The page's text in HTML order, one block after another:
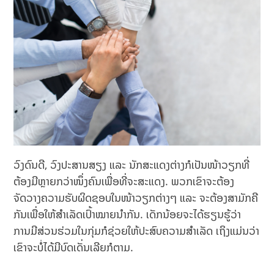
ວົງດົນດີ, ວົງປະສານສຽງ ແລະ ນັກສະແດງຕ່າງກໍເປັນໜ້າວຽກທີ່
ຕ້ອງມີຫຼາຍກວ່າໜຶ່ງຄົນເພື່ອທີ່ຈະສະແດງ. ພວກເຂົາຈະຕ້ອງ
ຈັດວາງຄວາມຮັບຜິດຊອບໃນໜ້າວຽກຕ່າງໆ ແລະ ຈະຕ້ອງສາມັກຄີ
ກັນເພື່ອໃຫ້ສຳເລັດເປົ້າໝາຍນຳກັນ. ເດັກນ້ອຍຈະໄດ້ຮຽນຮູ້ວ່າ
ການມີສ່ວນຮ່ວມໃນກຸ່ມກໍຊ່ວຍໃຫ້ປະສົບຄວາມສຳເລັດ ເຖິງແມ່ນວ່າ
ເຂົາຈະບໍ່ໄດ້ມີບົດເດັ່ນເລີຍກໍຕາມ.